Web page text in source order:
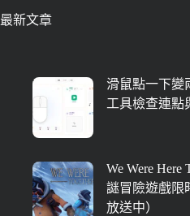
最新文章
滑鼠點一下變
工具檢查連點
We Were Here
謎冒險遊戲限
放送中）